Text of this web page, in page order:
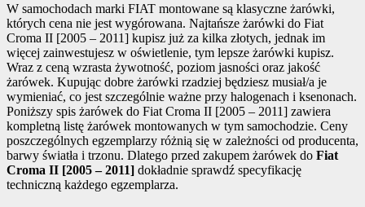
W samochodach marki FIAT montowane są klasyczne żarówki,
których cena nie jest wygórowana. Najtańsze żarówki do Fiat
Croma II [2005 – 2011] kupisz już za kilka złotych, jednak im
więcej zainwestujesz w oświetlenie, tym lepsze żarówki kupisz.
Wraz z ceną wzrasta żywotność, poziom jasności oraz jakość
żarówek. Kupując dobre żarówki rzadziej będziesz musiał/a je
wymieniać, co jest szczególnie ważne przy halogenach i ksenonach.
Poniższy spis żarówek do Fiat Croma II [2005 – 2011] zawiera
kompletną listę żarówek montowanych w tym samochodzie. Ceny
poszczególnych egzemplarzy różnią się w zależności od producenta,
barwy światła i trzonu. Dlatego przed zakupem żarówek do Fiat
Croma II [2005 – 2011] dokładnie sprawdź specyfikację
techniczną każdego egzemplarza.